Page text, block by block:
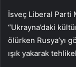
İsveç Liberal Parti
“Ukrayna’daki
ölürken Rusya’yı
ışık yakarak